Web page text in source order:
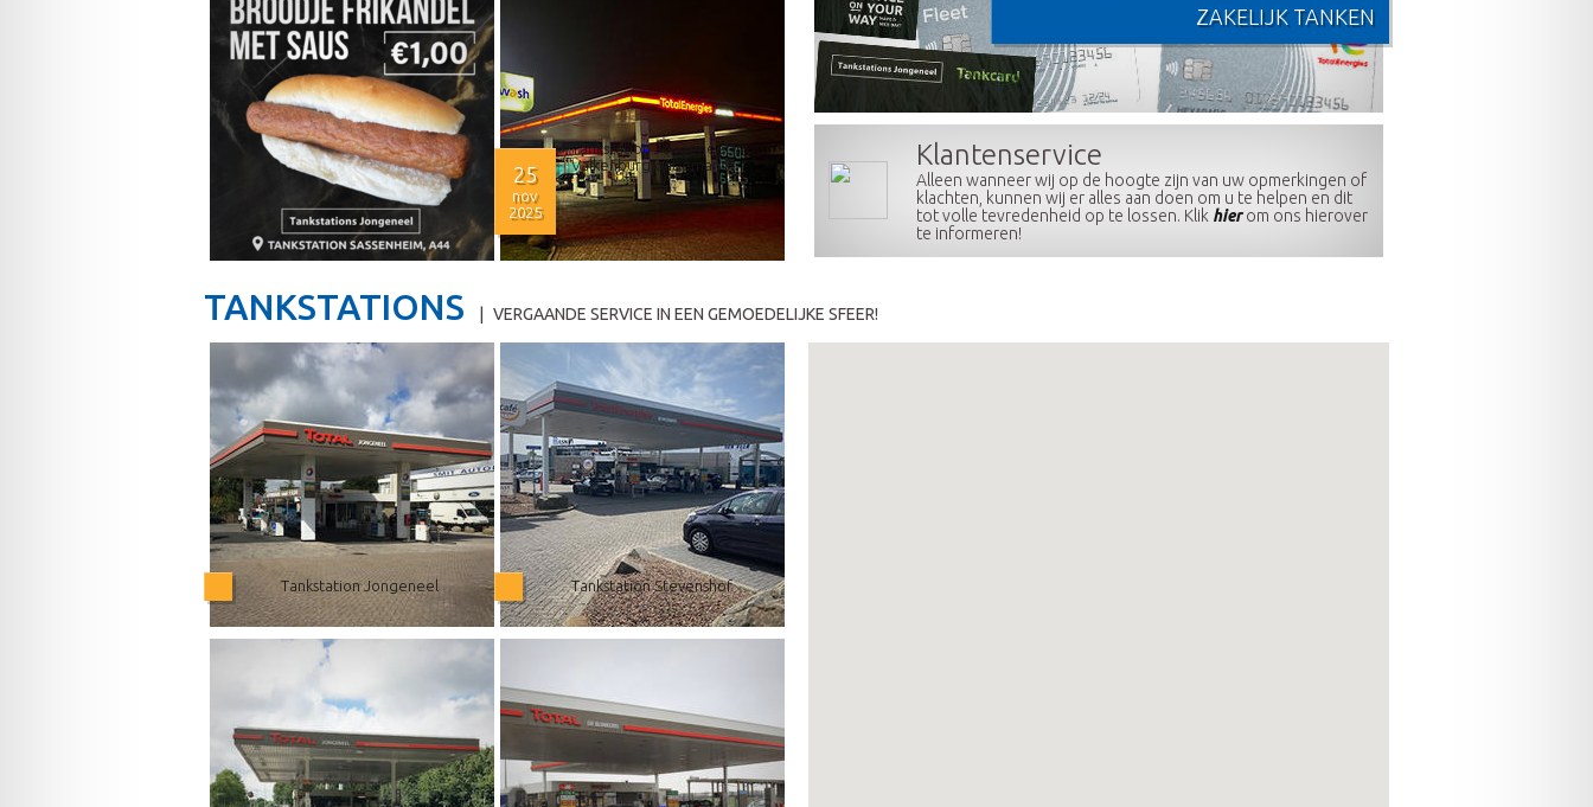
25
nov
2025
Tankstation Jongeneel in
Valkenburg onbemand
ZAKELIJK TANKEN
Klantenservice
Alleen wanneer wij op de hoogte zijn van uw opmerkingen of
klachten, kunnen wij er alles aan doen om u te helpen en dit
tot volle tevredenheid op te lossen. Klik hierom ons hierover
te informeren!
TANKSTATIONS | VERGAANDE SERVICE IN EEN GEMOEDELIJKE SFEER!
Tankstation Jongeneel Tankstation Stevenshof